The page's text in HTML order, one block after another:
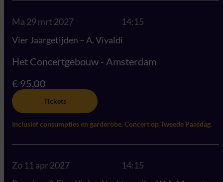
Ma 29 mrt 2027
14:15
Vier Jaargetijden – A. Vivaldi
Het Concertgebouw - Amsterdam
€ 95,00
Tickets
Inclusief consumpties en garderobe. Concert op Tweede Paasdag.
Zo 11 apr 2027
14:15